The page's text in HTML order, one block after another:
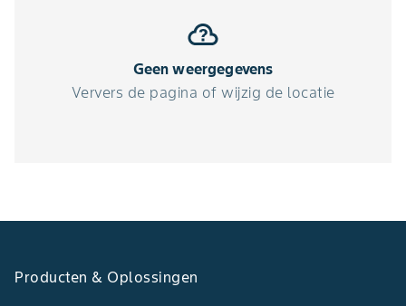
Geen weergegevens
Ververs de pagina of wijzig de locatie
Producten & Oplossingen​